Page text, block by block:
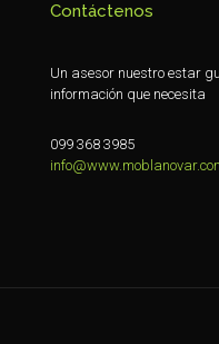
Contáctenos
Un asesor nuestro estar
información que necesita
099 368 3985